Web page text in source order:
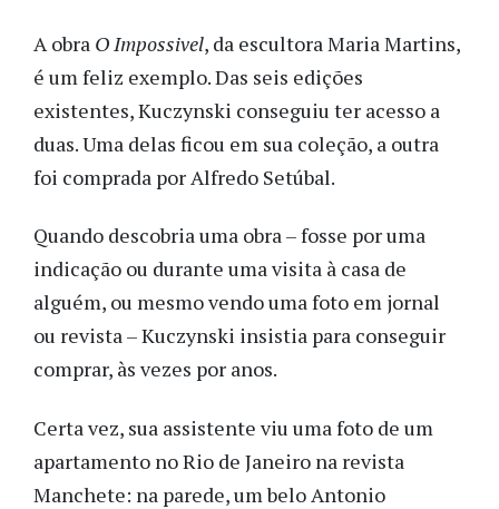
A obra O Impossivel, da escultora Maria Martins,
é um feliz exemplo. Das seis edições
existentes, Kuczynski conseguiu ter acesso a
duas. Uma delas ficou em sua coleção, a outra
foi comprada por Alfredo Setúbal.
Quando descobria uma obra – fosse por uma
indicação ou durante uma visita à casa de
alguém, ou mesmo vendo uma foto em jornal
ou revista – Kuczynski insistia para conseguir
comprar, às vezes por anos.
Certa vez, sua assistente viu uma foto de um
apartamento no Rio de Janeiro na revista
Manchete: na parede, um belo Antonio